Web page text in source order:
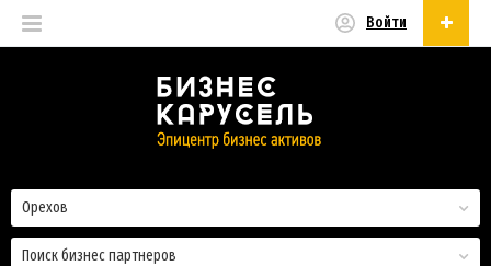
Войти
Поиск бизнес партнеров
Орехов